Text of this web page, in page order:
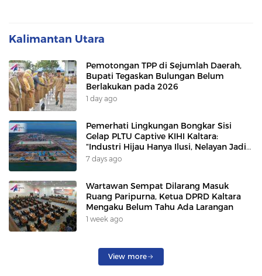
Kalimantan Utara
Pemotongan TPP di Sejumlah Daerah,
Bupati Tegaskan Bulungan Belum
Berlakukan pada 2026
1 day ago
Pemerhati Lingkungan Bongkar Sisi
Gelap PLTU Captive KIHI Kaltara:
“Industri Hijau Hanya Ilusi, Nelayan Jadi
Korban”
7 days ago
Wartawan Sempat Dilarang Masuk
Ruang Paripurna, Ketua DPRD Kaltara
Mengaku Belum Tahu Ada Larangan
1 week ago
View more